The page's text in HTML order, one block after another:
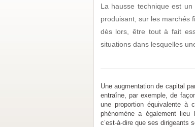
La hausse technique est
produisant, sur les marchés
dès lors, être tout à fait
situations dans lesquelles
Une augmentation de capital
entraîne, par exemple, de
une proportion équivalente à
phénomène a également lieu
c’est-à-dire que ses dirigeants